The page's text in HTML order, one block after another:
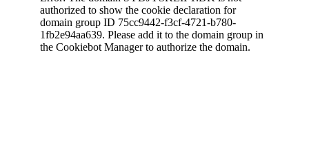
authorized to show the cookie declaration for
domain group ID 75cc9442-f3cf-4721-b780-
1fb2e94aa639. Please add it to the domain group in
the Cookiebot Manager to authorize the domain.